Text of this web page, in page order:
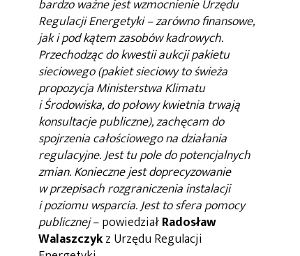
bardzo ważne jest wzmocnienie Urzędu
Regulacji Energetyki – zarówno finansowe,
jak i pod kątem zasobów kadrowych.
Przechodząc do kwestii aukcji pakietu
sieciowego (pakiet sieciowy to świeża
propozycja Ministerstwa Klimatu
i Środowiska, do połowy kwietnia trwają
konsultacje publiczne), zachęcam do
spojrzenia całościowego na działania
regulacyjne. Jest tu pole do potencjalnych
zmian. Konieczne jest doprecyzowanie
w przepisach rozgraniczenia instalacji
i poziomu wsparcia. Jest to sfera pomocy
publicznej– powiedziałRadosław
Walaszczykz Urzędu Regulacji